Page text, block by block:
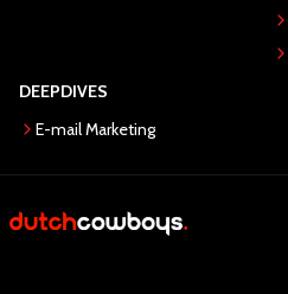
DEEPDIVES
E-mail Marketing